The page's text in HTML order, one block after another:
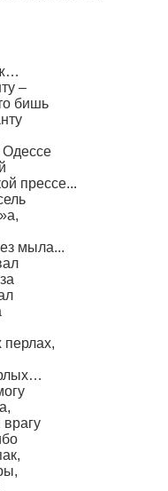
–
бишь
Одессе
прессе...
мыла...
перлах,
врагу